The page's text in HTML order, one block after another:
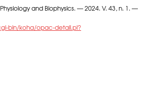
and Biophysics. — 2024. V. 43, n. 1. —
bin/koha/opac-detail.pl?